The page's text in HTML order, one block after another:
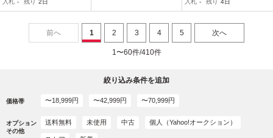
入札 - 残り 2日
ィフューザー
入札 - 残り 4日
前へ 1 2 3 4 5 次へ
1〜60件/410件
絞り込み条件を追加
価格帯 〜18,999円 〜42,999円 〜70,999円
オプション
その他
送料無料 未使用 中古 個人（Yahoo!オークション）